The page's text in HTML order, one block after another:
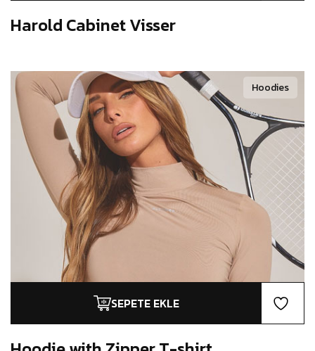
Harold CabinetVisser
SEPETE EKLE
Hoodies